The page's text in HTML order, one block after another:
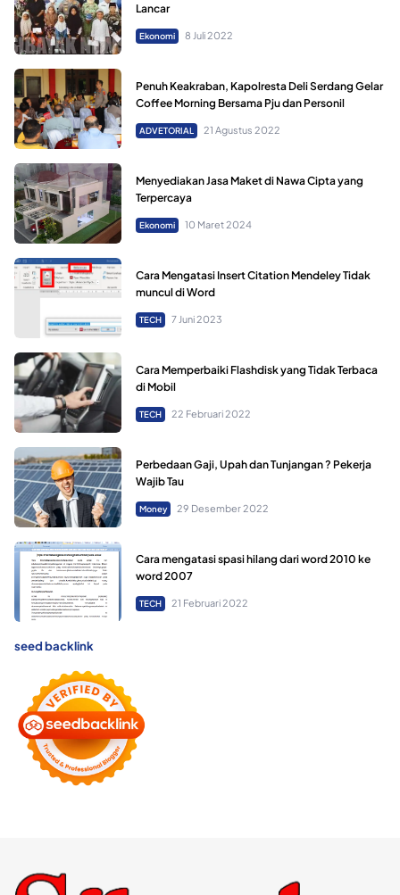
Lancar
Ekonomi 8 Juli 2022
Penuh Keakraban, Kapolresta Deli Serdang Gelar
Coffee Morning Bersama Pju dan Personil
ADVETORIAL 21 Agustus 2022
Menyediakan Jasa Maket di Nawa Cipta yang
Terpercaya
Ekonomi 10 Maret 2024
Cara Mengatasi Insert Citation Mendeley Tidak
muncul di Word
TECH 7 Juni 2023
Cara Memperbaiki Flashdisk yang Tidak Terbaca
di Mobil
TECH 22 Februari 2022
Perbedaan Gaji, Upah dan Tunjangan ? Pekerja
Wajib Tau
Money 29 Desember 2022
Cara mengatasi spasi hilang dari word 2010 ke
word 2007
TECH 21 Februari 2022
seed backlink